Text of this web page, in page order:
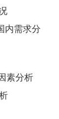
内需求分
素分析